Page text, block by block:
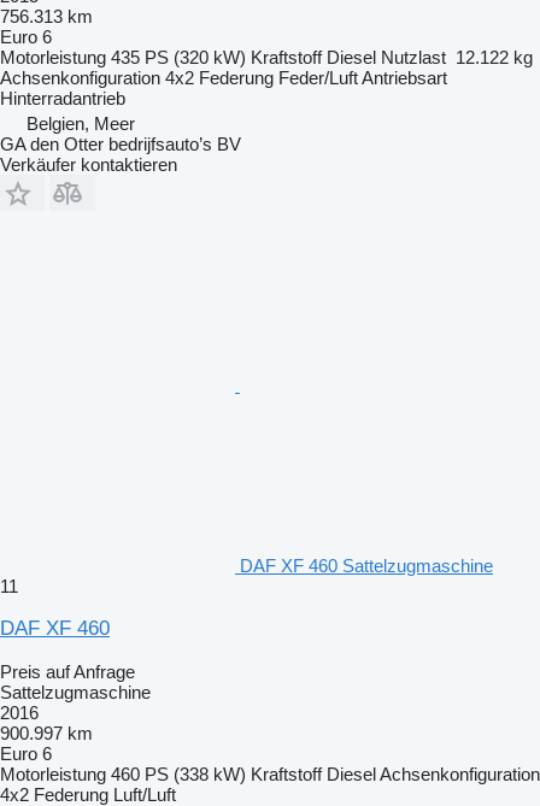
756.313 km
Euro 6
Motorleistung 435 PS (320 kW) Kraftstoff Diesel Nutzlast 12.122 kg
Achsenkonfiguration 4x2 Federung Feder/LuftAntriebsart
Hinterradantrieb
Belgien, Meer
GA den Otter bedrijfsauto’s BV
Verkäufer kontaktieren
DAF XF 460 Sattelzugmaschine
11
DAF XF 460
Preis auf Anfrage
Sattelzugmaschine
2016
900.997 km
Euro 6
Motorleistung 460 PS (338 kW) Kraftstoff DieselAchsenkonfiguration
4x2 Federung Luft/Luft